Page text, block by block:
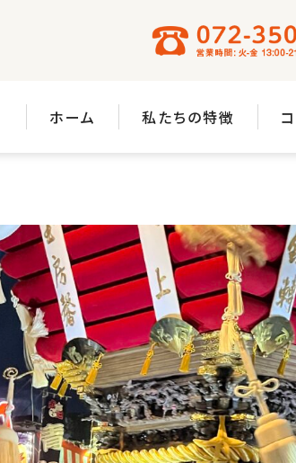
ホーム 私たちの特徴